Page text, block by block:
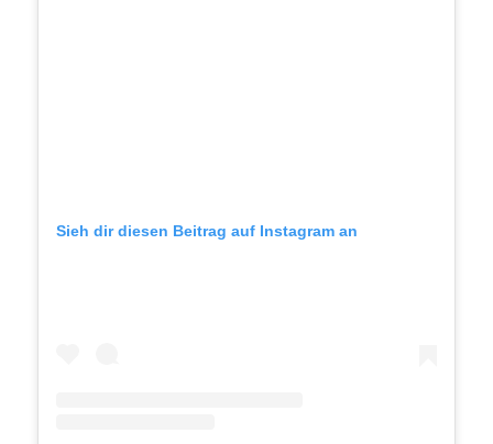
Sieh dir diesen Beitrag auf Instagram an